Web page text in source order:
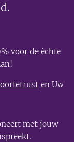
voor de èchte
en Uw
met jouw